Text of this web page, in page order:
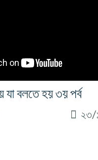
যা বলতে হয় ৩য় পর্ব
২৩/